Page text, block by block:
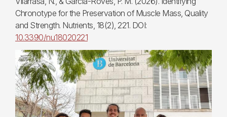
Chronotype for the Preservation of Muscle Mass, Quality
and Strength. Nutrients, 18(2), 221. DOI:
10.3390/nu18020221